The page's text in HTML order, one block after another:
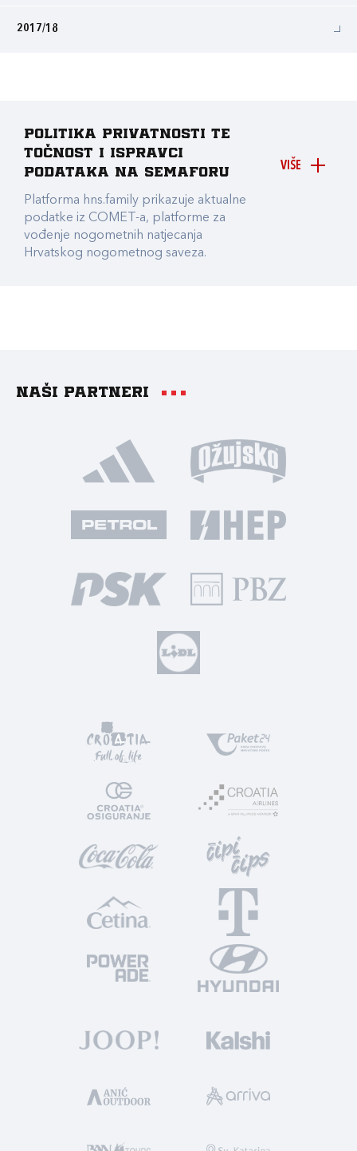
2017/18
VIŠE
Politika privatnosti te
točnost i ispravci
podataka na Semaforu
Platforma hns.family prikazuje aktualne
podatke iz COMET-a, platforme za
vođenje nogometnih natjecanja
Hrvatskog nogometnog saveza.
Naši partneri